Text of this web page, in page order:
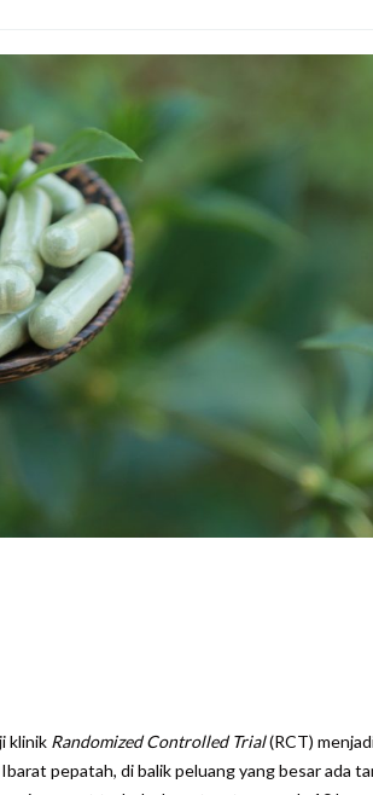
klinik Randomized Controlled Trial(RCT)
pepatah, di balik peluang yang besar ada